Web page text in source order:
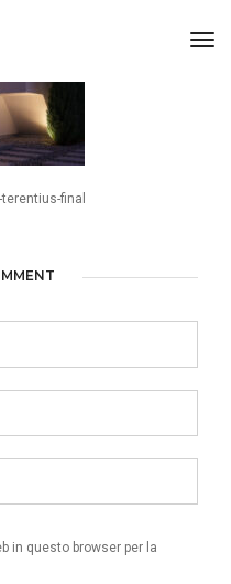
final
in questo browser per la